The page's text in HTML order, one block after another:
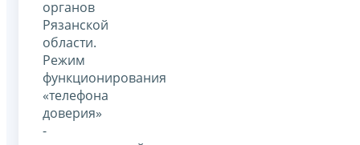
органов
Рязанской
области.
Режим
функционирования
«телефона
доверия»
-